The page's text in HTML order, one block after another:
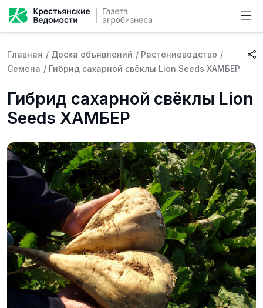
Главная / Доска объявлений / Растениеводство /
Семена / Гибрид сахарной свёклы Lion Seeds ХАМБЕР
Гибрид сахарной свёклы Lion
Seeds ХАМБЕР